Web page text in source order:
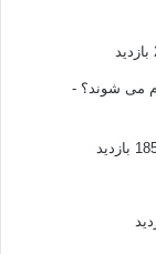
می شوند؟ -